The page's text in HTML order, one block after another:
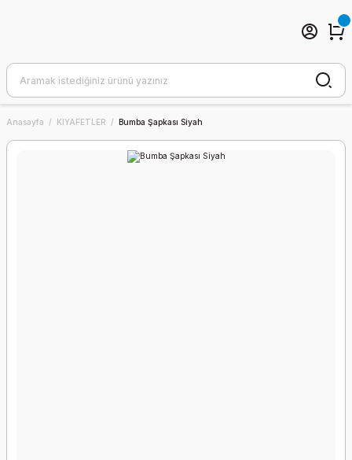
Anasayfa KIYAFETLER Bumba Şapkası Siyah